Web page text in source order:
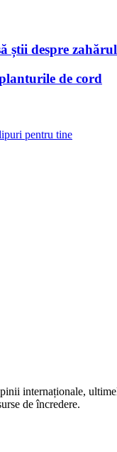
știi despre
de cord
pentru tine
internaționale,
de încredere.